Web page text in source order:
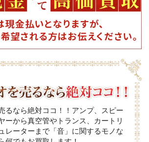
るなら絶対ココ！！アンプ、スピー
ーから真空管やトランス、カートリ
レーターまで「音」に関するモノな